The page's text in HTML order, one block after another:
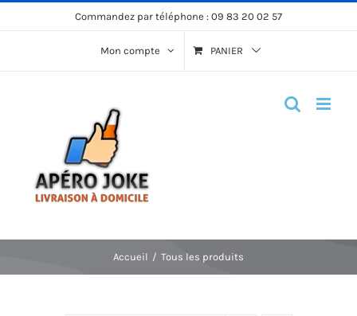
Commandez par téléphone : 09 83 20 02 57
Mon compte PANIER
Accueil Tous les produits